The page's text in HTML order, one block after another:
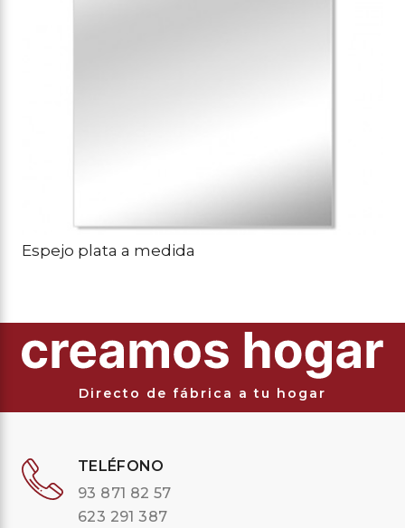
Espejo plata a medida
Directo de fábrica a tu hogar
TELÉFONO
93 871 82 57
623 291 387